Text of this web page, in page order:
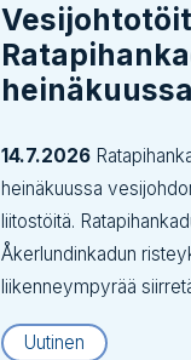
heinäkuussa
14.7.2026
heinäkuussa
liitostöitä.
Åkerlundinkadun
liikenneympyrää
Uutinen